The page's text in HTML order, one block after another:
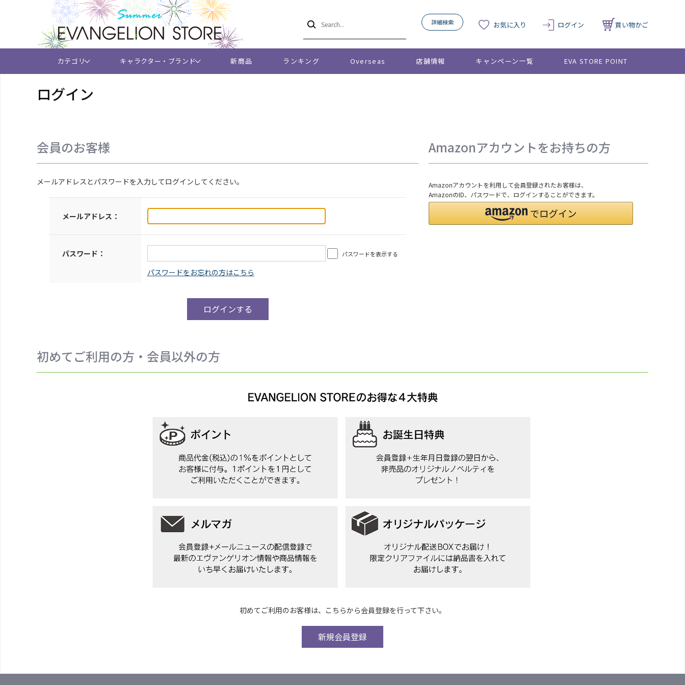
詳細検索 お気に入り ログイン 買い物かご
カテゴリ キャラクター・ブランド 新商品 ランキング Overseas 店舗情報 キャンペーン一覧 EVA STORE POINT
ログイン
会員のお客様
メールアドレスとパスワードを入力してログインしてください。
メールアドレス：
パスワード： パスワードを表示する
Amazonアカウントをお持ちの方
Amazonアカウントを利用して会員登録されたお客様は、
AmazonのID、パスワードで、ログインすることができます。
初めてご利用の方・会員以外の方